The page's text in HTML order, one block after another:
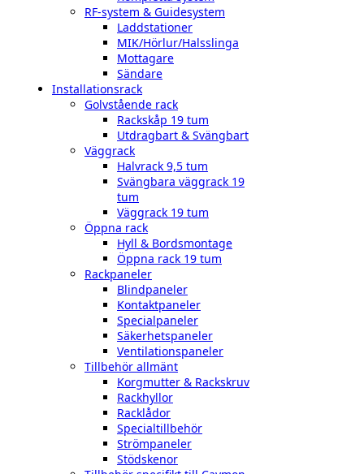
RF-system & Guidesystem
Laddstationer
MIK/Hörlur/Halsslinga
Mottagare
Sändare
Installationsrack
Golvstående rack
Rackskåp 19 tum
Utdragbart & Svängbart
Väggrack
Halvrack 9,5 tum
Svängbara väggrack 19
tum
Väggrack 19 tum
Öppna rack
Hyll & Bordsmontage
Öppna rack 19 tum
Rackpaneler
Blindpaneler
Kontaktpaneler
Specialpaneler
Säkerhetspaneler
Ventilationspaneler
Tillbehör allmänt
Korgmutter & Rackskruv
Rackhyllor
Racklådor
Specialtillbehör
Strömpaneler
Stödskenor